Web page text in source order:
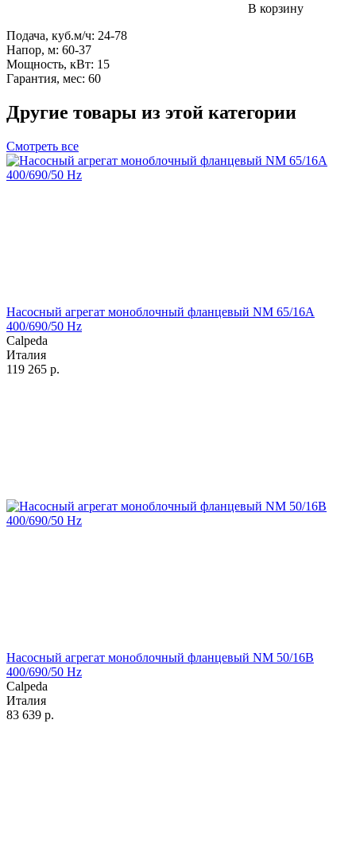
В корзину
Подача, куб.м/ч: 24-78
Напор, м: 60-37
Мощность, кВт: 15
Гарантия, мес: 60
Другие товары из этой категории
Смотреть все
Насосный агрегат моноблочный фланцевый NM 65/16A
400/690/50 Hz
Calpeda
Италия
119 265 р.
Насосный агрегат моноблочный фланцевый NM 50/16B
400/690/50 Hz
Calpeda
Италия
83 639 р.